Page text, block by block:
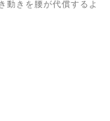
動きを腰が代償するよ